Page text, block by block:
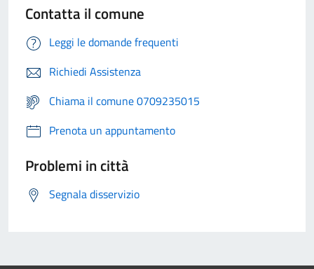
Contatta il comune
Leggi le domande frequenti
Richiedi Assistenza
Chiama il comune 0709235015
Prenota un appuntamento
Problemi in città
Segnala disservizio